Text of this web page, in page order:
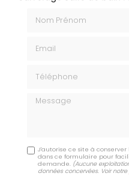
Message
J'autorise ce site à
dans ce formulaire pour
demande. (Aucune
données concervées. Voir notre